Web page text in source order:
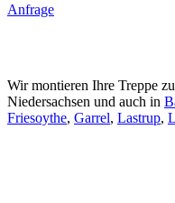
Anfrage
Wir montieren Ihre Treppe
Niedersachsen und auch in
Friesoythe, Garrel, Lastrup,